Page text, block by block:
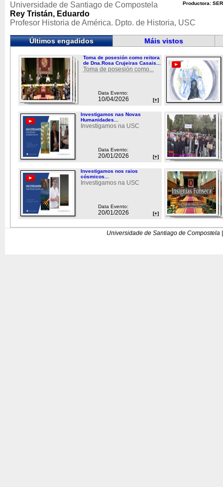
Productora:
Universidade de Santiago de Compostela
Rey Tristán, Eduardo
Profesor Historia de América. Dpto. de Historia, USC
Últimos engadidos Máis vistos
Toma de posesión como reitora
de Dna.Rosa Crujeiras Casais...
Toma de posesión como...
Data Evento:
10/04/2026 [+]
Investigamos nas Novas
Humanidades...
Investigamos na USC
Data Evento:
20/01/2026 [+]
Investigamos nos raios
cósmicos...
Investigamos na USC
Data Evento:
20/01/2026 [+]
Universidade de Santiago de